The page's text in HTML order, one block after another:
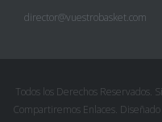
director@vuestrobasket.com
Todos los Derechos Reservados.
Compartiremos Enlaces.